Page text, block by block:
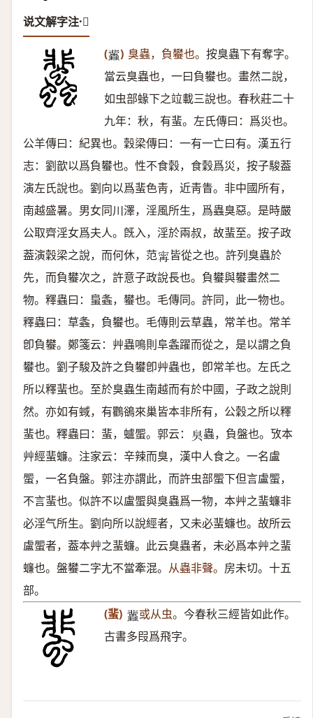
说文解字注·𧕿
(𧕿 ) 臭蟲，負蠜也。 按臭蟲下有奪字。
當云臭蟲也，一曰負蠜也。畫然二說，
如虫部蝝下之竝載三說也。春秋莊二十
九年：秋，有蜚。左氏傳曰：爲災也。
公羊傳曰：紀異也。穀梁傳曰：一有一亡曰有。漢五行
志：劉歆以爲負蠜也。性不食穀，食穀爲災，按子駿葢
演左氏說也。劉向以爲蜚色靑，近靑眚。非中國所有，
南越盛暑。男女同川澤，淫風所生，爲蟲臭惡。是時嚴
公取齊淫女爲夫人。旣入，淫於兩叔，故蜚至。按子政
葢演穀梁之說，而何休，范𡩋皆從之也。許列臭蟲於
先，而負蠜次之，許意子政說長也。負蠜與蠜畫然二
物。釋蟲曰：蛗螽，蠜也。毛傳同。許同，此一物也。
釋蟲曰：草螽，負蠜也。毛傳則云草蟲，常羊也。常羊
卽負蠜。鄭箋云：艸蟲鳴則阜螽躍而從之，是以謂之負
蠜也。劉子駿及許之負蠜卽艸蟲也，卽常羊也。左氏之
所以釋蜚也。至於臭蟲生南越而有於中國，子政之說則
然。亦如有蜮，有鸜鵒來巢皆本非所有，公穀之所以釋
蜚也。釋蟲曰：蜚，蠦蜰。郭云： 𦤀 蟲，負盤也。攷本
艸經蜚蠊。注家云：辛辣而臭，漢中人食之。一名盧
蜰，一名負盤。郭注亦謂此，而許虫部蜰下但言盧蜰，
不言蜚也。似許不以盧蜰與臭蟲爲一物，本艸之蜚蠊非
必淫气所生。劉向所以說經者，又未必蜚蠊也。故所云
盧蜰者，葢本艸之蜚蠊。此云臭蟲者，未必爲本艸之蜚
蠊也。盤蠜二字尢不當牽混。 从蟲非聲。 房未切。十五
部。
(蜚) 𧕿 或从虫。 今春秋三經皆如此作。
古書多叚爲飛字。